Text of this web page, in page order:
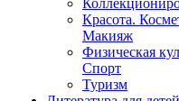
Красота.
Макияж
Физическая
Спорт
Туризм